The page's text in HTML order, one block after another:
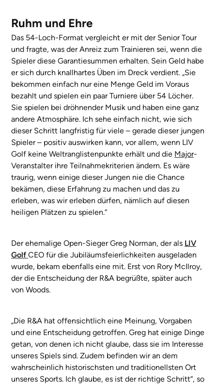
Ruhm und Ehre
Das 54-Loch-Format vergleicht er mit der Senior Tour
und fragte, was der Anreiz zum Trainieren sei, wenn die
Spieler diese Garantiesummen erhalten. Sein Geld habe
er sich durch knallhartes Üben im Dreck verdient. „Sie
bekommen einfach nur eine Menge Geld im Voraus
bezahlt und spielen ein paar Turniere über 54 Löcher.
Sie spielen bei dröhnender Musik und haben eine ganz
andere Atmosphäre. Ich sehe einfach nicht, wie sich
dieser Schritt langfristig für viele – gerade dieser jungen
Spieler – positiv auswirken kann, vor allem, wenn LIV
Golf keine Weltranglistenpunkte erhält und die Major-
Veranstalter ihre Teilnahmekriterien ändern. Es wäre
traurig, wenn einige dieser Jungen nie die Chance
bekämen, diese Erfahrung zu machen und das zu
erleben, was wir erleben dürfen, nämlich auf diesen
heiligen Plätzen zu spielen.“
Der ehemalige Open-Sieger Greg Norman, der als LIV
Golf CEO für die Jubiläumsfeierlichkeiten ausgeladen
wurde, bekam ebenfalls eine mit. Erst von Rory McIlroy,
der die Entscheidung der R&A begrüßte, später auch
von Woods.
„Die R&A hat offensichtlich eine Meinung, Vorgaben
und eine Entscheidung getroffen. Greg hat einige Dinge
getan, von denen ich nicht glaube, dass sie im Interesse
unseres Spiels sind. Zudem befinden wir an dem
wahrscheinlich historischsten und traditionellsten Ort
unseres Sports. Ich glaube, es ist der richtige Schritt“, so